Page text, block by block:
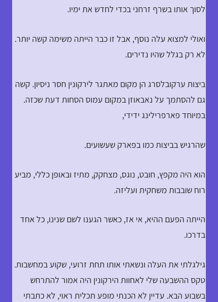
לסוך אותו בשרף זרחני בכדי לחדש את ימיו.
ואולי למצוא עלה נוסף, אבל זו כבר הייתה משימה קשה יותר.
לא רק בגלל שהיו נדירים.
ביצות ערקובלסרג הן מקום מאתגר לירקונין חסר ניסיון. קשה
גם להסתמך על נאבאוזן במקום עמוס הסחות דעת שכזה.
במיוחד פארפרילינג ידידי,
שהרגיש בביצות כמו בפארק שעשועים.
הוא היה מקפץ, חובט, נוגס, מצחקק, מתיז ובאופן כללי, מביע
רוח שובבות משחקית ועליזה.
הייתה הפעם ההיא, אי אז, כאשר הגענו לשם שנינו, כל אחד
בדרכו.
גילגלתי את העלה ונשאתי אותו תחת זרועי, שקוע במחשבות.
טקס ההשבעה שלי לאחוות הירקונין היה אמור להתרחש
בשבוע הבא. עדיין לא הכנתי מופע תכלית ראוי, לא כתבתי